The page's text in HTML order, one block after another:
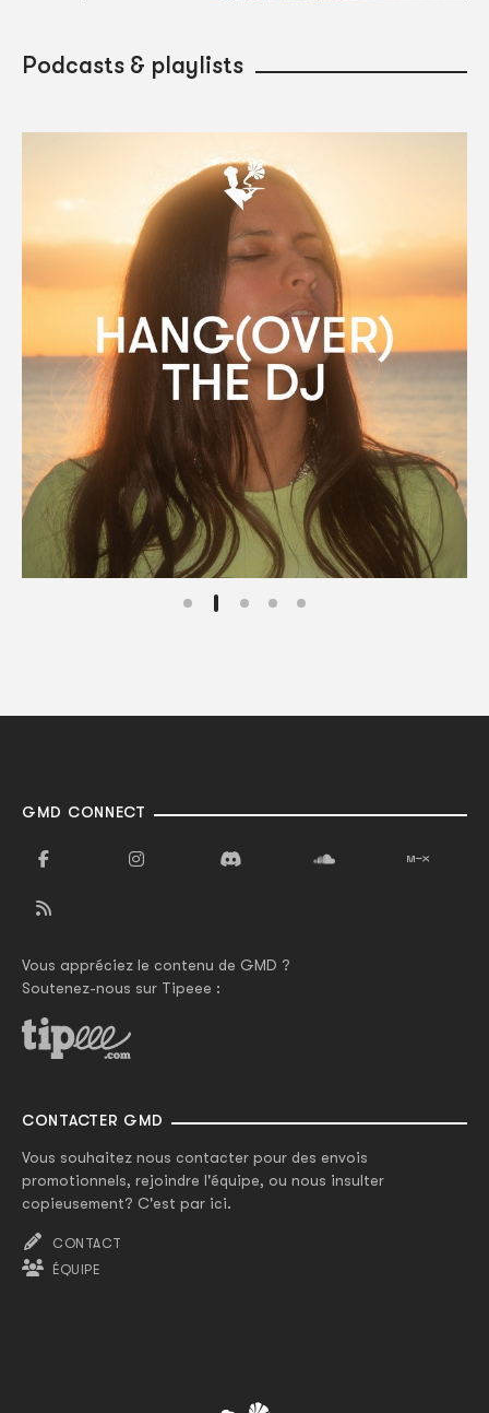
Podcasts & playlists
GMD CONNECT
Vous appréciez le contenu de GMD ?
Soutenez-nous sur Tipeee :
CONTACTER GMD
Vous souhaitez nous contacter pour des envois
promotionnels, rejoindre l'équipe, ou nous insulter
copieusement? C'est par ici.
CONTACT
ÉQUIPE